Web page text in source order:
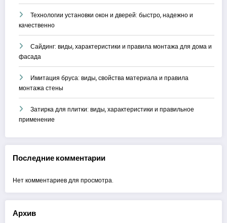
Технологии установки окон и дверей: быстро, надежно и
качественно
Сайдинг: виды, характеристики и правила монтажа для дома и
фасада
Имитация бруса: виды, свойства материала и правила
монтажа стены
Затирка для плитки: виды, характеристики и правильное
применение
Последние комментарии
Нет комментариев для просмотра.
Архив